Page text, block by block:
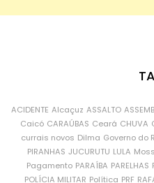
ACIDENTE Alcaçuz ASSALTO
Caicó CARAÚBAS Ceará CHUVA
currais novos Dilma Governo do
PIRANHAS JUCURUTU LULA
Pagamento PARAÍBA PARELHAS
POLÍCIA MILITAR Política PRF